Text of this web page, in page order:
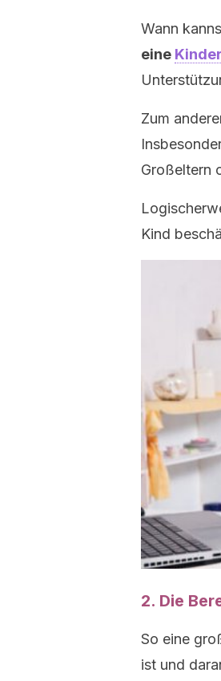
Wann
eine
Zum
Großeltern
Kind
2. Die
So eine
ist und